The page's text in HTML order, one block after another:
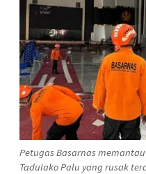
Petugas Basarnas
Tadulako Palu yang rusak